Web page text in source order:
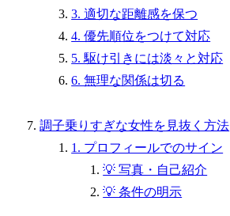
3. 適切な距離感を保つ
4. 優先順位をつけて対応
5. 駆け引きには淡々と対応
6. 無理な関係は切る
調子乗りすぎな女性を見抜く方法
1. プロフィールでのサイン
💡 写真・自己紹介
💡 条件の明示